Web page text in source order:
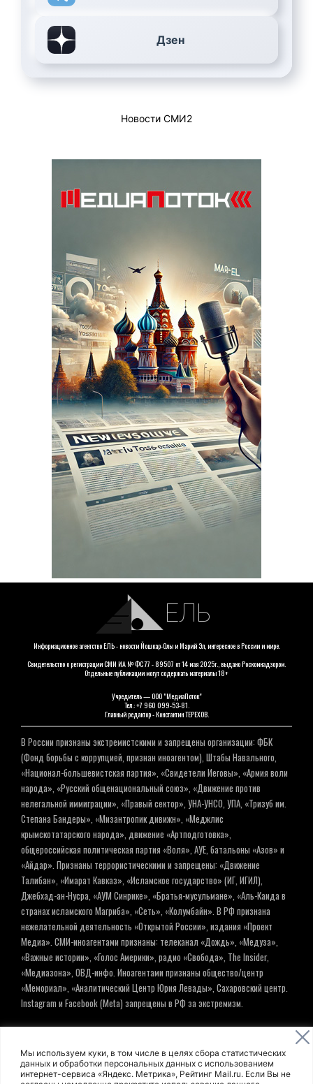
Мы используем куки, в том числе в целях сбора статистических
данных и обработки персональных данных с использованием
интернет-сервиса «Яндекс. Метрика», Рейтинг Mail.ru. Если Вы не
Дзен
Новости СМИ2
ЕЛЬ
Информационное агентство ЕЛЬ - новости Йошкар-Олы и Марий Эл, интересное в России и мире.
Свидетельство о регистрации СМИ ИА № ФС 77 - 89507 от 14 мая 2025г., выдано Роскомнадзором.
Отдельные публикации могут содержать материалы 18+
Учредитель — ООО "МедиаПоток"
Тел.: +7 960 099-53-81.
Главный редактор - Константин ТЕРЕХОВ.
В России признаны экстремистскими и запрещены организации: ФБК
(Фонд борьбы с коррупцией, признан иноагентом), Штабы Навального,
«Национал-большевистская партия», «Свидетели Иеговы», «Армия воли
народа», «Русский общенациональный союз», «Движение против
нелегальной иммиграции», «Правый сектор», УНА-УНСО, УПА, «Тризуб им.
Степана Бандеры», «Мизантропик дивижн», «Меджлис
крымскотатарского народа», движение «Артподготовка»,
общероссийская политическая партия «Воля», АУЕ, батальоны «Азов» и
«Айдар». Признаны террористическими и запрещены: «Движение
Талибан», «Имарат Кавказ», «Исламское государство» (ИГ, ИГИЛ),
Джебхад-ан-Нусра, «АУМ Синрике», «Братья-мусульмане», «Аль-Каида в
странах исламского Магриба», «Сеть», «Колумбайн». В РФ признана
нежелательной деятельность «Открытой России», издания «Проект
Медиа». СМИ-иноагентами признаны: телеканал «Дождь», «Медуза»,
«Важные истории», «Голос Америки», радио «Свобода», The Insider,
«Медиазона», ОВД-инфо. Иноагентами признаны общество/центр
«Мемориал», «Аналитический Центр Юрия Левады», Сахаровский центр.
Instagram и Facebook (Metа) запрещены в РФ за экстремизм.
© ИНФОРМАЦИОННОЕ АГЕНТСТВО ЕЛЬ
Политика обработки персональных данных